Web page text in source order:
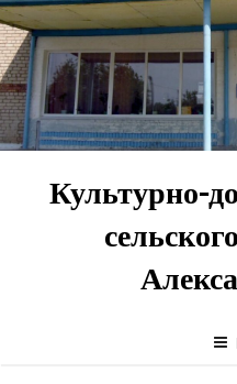
Перейти
к
содержимому
Культурно-